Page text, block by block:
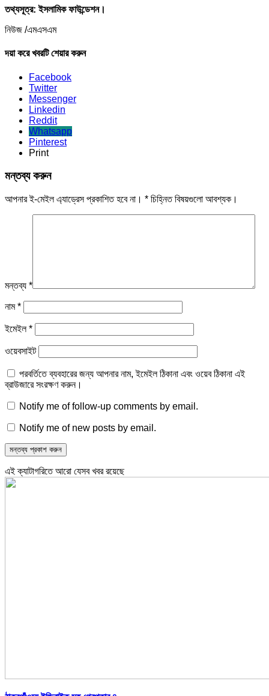
তথ্যসূত্র: ইসলামিক ফাউন্ডেশন।
নিউজ /এমএসএম
দয়া করে খবরটি শেয়ার করুন
Facebook
Twitter
Messenger
Linkedin
Reddit
Whatsapp
Pinterest
Print
মন্তব্য করুন
আপনার ই-মেইল এ্যাড্রেস প্রকাশিত হবে না। * চিহ্নিত বিষয়গুলো আবশ্যক।
মন্তব্য *
নাম*
ইমেইল*
ওয়েবসাইট
পরবর্তিতে ব্যবহারের জন্য আপনার নাম, ইমেইল ঠিকানা এবং ওয়েব ঠিকানা এই
ব্রাউজারে সংরক্ষণ করুন।
Notify me of follow-up comments by email.
Notify me of new posts by email.
এই ক্যাটাগরিতে আরো যেসব খবর রয়েছে